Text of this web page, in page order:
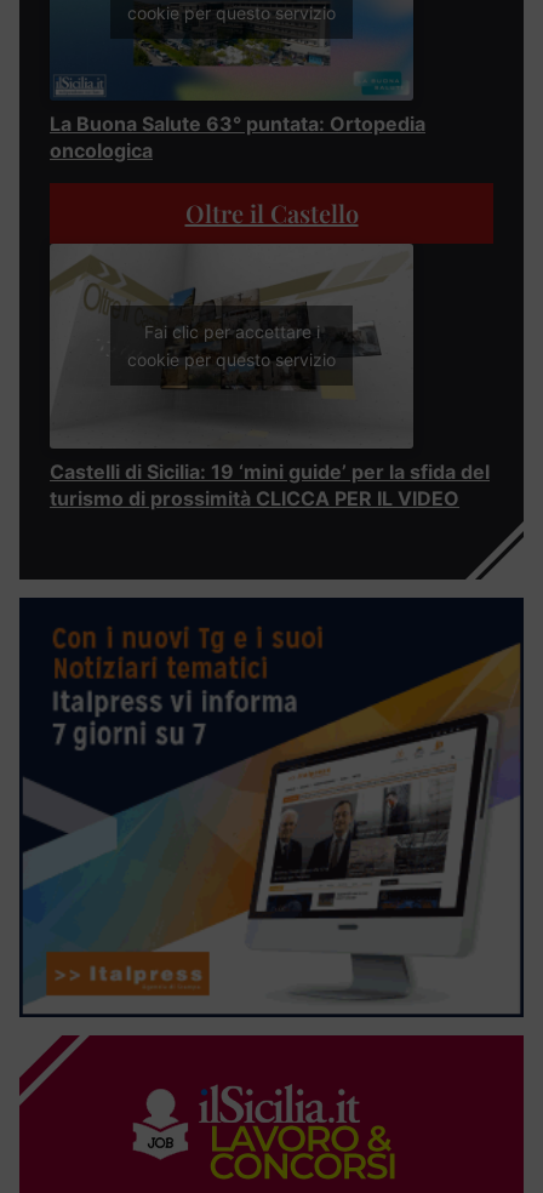
cookie per questo servizio
La Buona Salute 63° puntata: Ortopedia
oncologica
Oltre il Castello
Fai clic per accettare i
cookie per questo servizio
Castelli di Sicilia: 19 ‘mini guide’ per la sfida del
turismo di prossimità CLICCA PER IL VIDEO